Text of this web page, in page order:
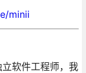
minii
软件工程师，我